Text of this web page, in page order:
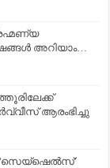
അറിയാം…
ആരംഭിച്ചു
‘സെയ്‌ഷെൽസ്’